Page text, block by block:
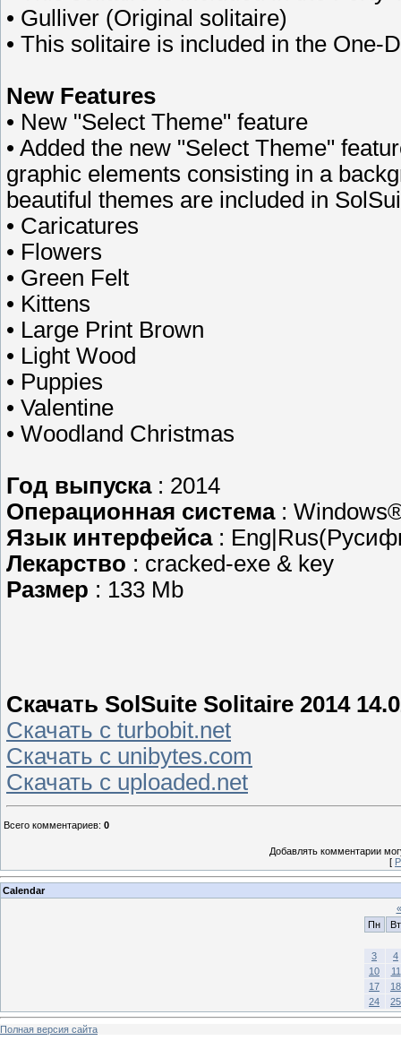
• Gulliver (Original solitaire)
• This solitaire is included in the One-
New Features
• New "Select Theme" feature
• Added the new "Select Theme"
graphic elements consisting in a
beautiful themes are included in
• Caricatures
• Flowers
• Green Felt
• Kittens
• Large Print Brown
• Light Wood
• Puppies
• Valentine
• Woodland Christmas
Год выпуска : 2014
Операционная система :
Язык интерфейса:
Лекарство : cracked-exe & key
Размер : 133 Mb
Скачать SolSuite Solitaire 2014
Скачать с turbobit.net
Скачать с unibytes.com
Скачать с uploaded.net
Всего комментариев: 0
Добавлять комментарии
[
Calendar
«
Пн
Вт
3
4
10
11
17
18
24
25
Полная версия сайта